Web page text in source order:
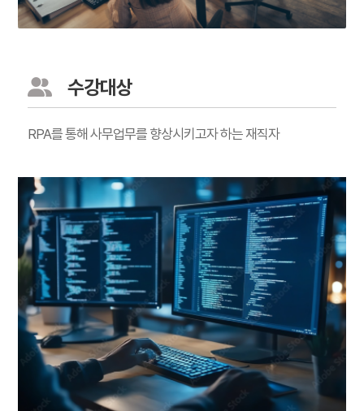
수강대상
RPA를 통해 사무업무를 향상시키고자 하는 재직자